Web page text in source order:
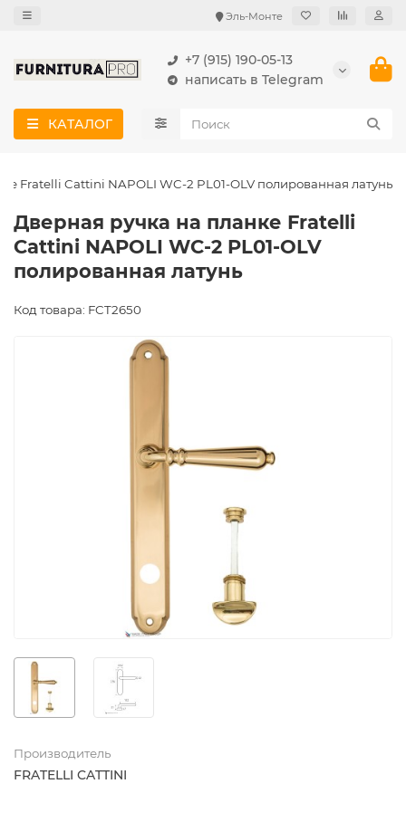
Эль-Монте
+7 (915) 190-05-13
написать в Telegram
КАТАЛОГ
Fratelli Cattini NAPOLI WC-2 PL01-OLV полированная латунь
Дверная ручка на планке Fratelli
Cattini NAPOLI WC-2 PL01-OLV
полированная латунь
Код товара: FCT2650
Производитель
FRATELLI CATTINI